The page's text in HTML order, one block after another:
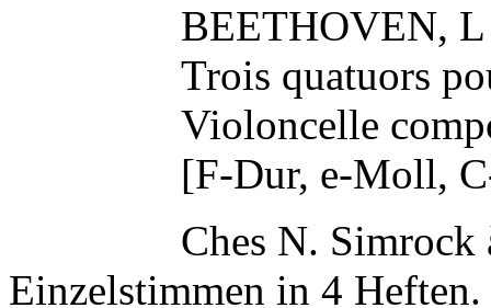
BEETHOVEN,
Trois quatuors
Violoncelle
[F-Dur, e-Moll,
Ches N. Simrock
Einzelstimmen in 4 Heften.